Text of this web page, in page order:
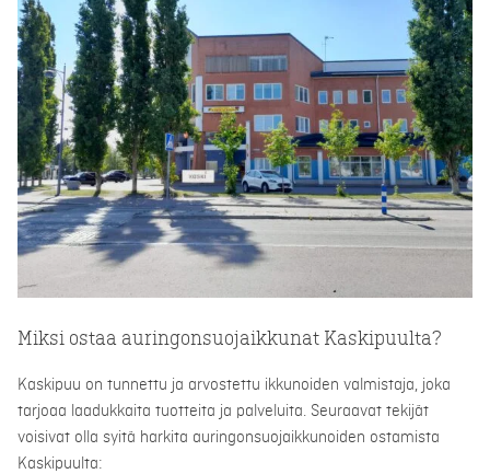
Miksi ostaa auringonsuojaikkunat Kaskipuulta?
Kaskipuu on tunnettu ja arvostettu ikkunoiden valmistaja, joka
tarjoaa laadukkaita tuotteita ja palveluita. Seuraavat tekijät
voisivat olla syitä harkita auringonsuojaikkunoiden ostamista
Kaskipuulta: